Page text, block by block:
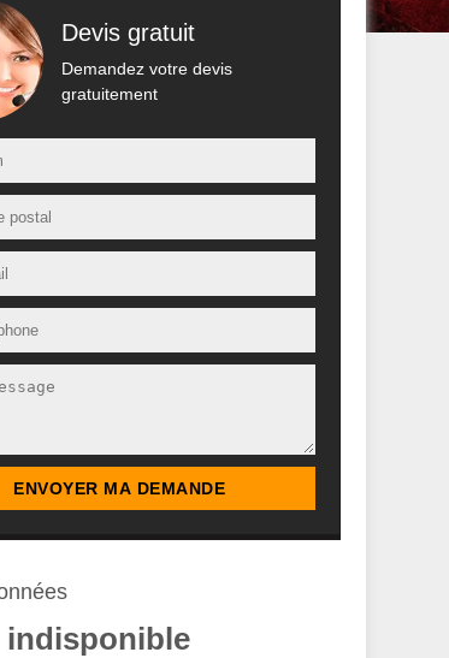
Devis gratuit
Demandez votre devis
gratuitement
indisponible